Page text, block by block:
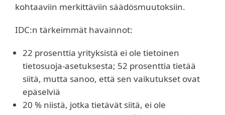
kohtaaviin merkittäviin säädösmuutoksiin.
IDC:n tärkeimmät havainnot:
22 prosenttia yrityksistä ei ole tietoinen
tietosuoja-asetuksesta; 52 prosenttia tietää
siitä, mutta sanoo, että sen vaikutukset ovat
epäselviä
20 % niistä, jotka tietävät siitä, ei ole